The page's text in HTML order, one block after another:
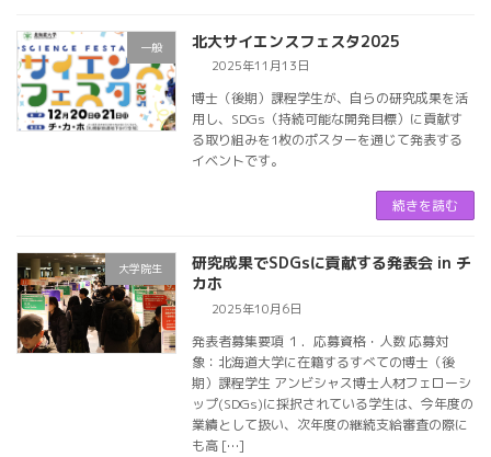
一般 北大サイエンスフェスタ2025
2025年11月13日
博士（後期）課程学生が、自らの研究成果を活
用し、SDGs（持続可能な開発目標）に貢献す
る取り組みを1枚のポスターを通じて発表する
イベントです。
続きを読む
大学院生
研究成果でSDGsに貢献する発表会 in チ
カホ
2025年10月6日
発表者募集要項 １．応募資格・人数 応募対
象：北海道大学に在籍するすべての博士（後
期）課程学生 アンビシャス博士人材フェローシ
ップ(SDGs)に採択されている学生は、今年度の
業績として扱い、次年度の継続支給審査の際に
も高 […]